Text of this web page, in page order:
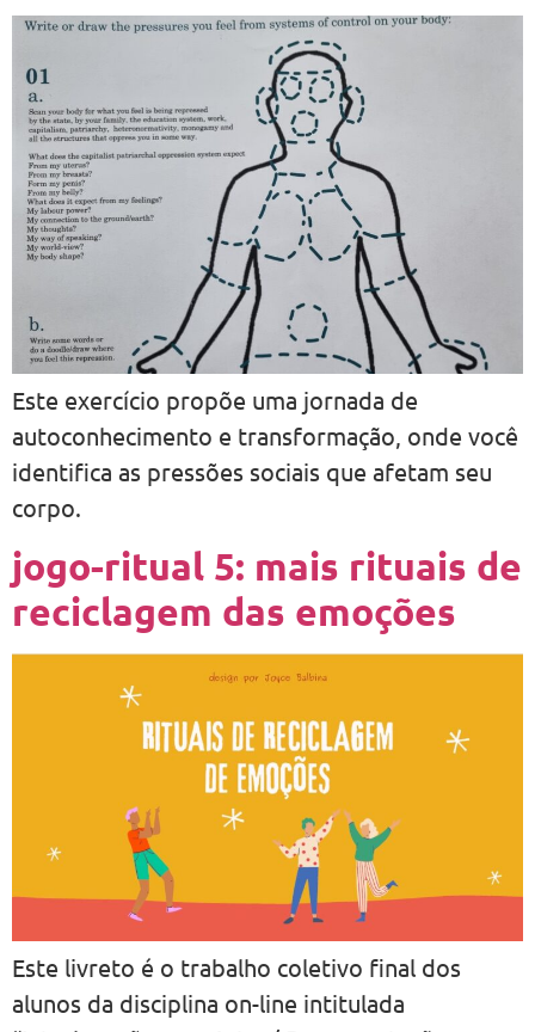
Este exercício propõe uma jornada de
autoconhecimento e transformação, onde você
identifica as pressões sociais que afetam seu
corpo.
jogo-ritual 5: mais rituais de
reciclagem das emoções
Este livreto é o trabalho coletivo final dos
alunos da disciplina on-line intitulada